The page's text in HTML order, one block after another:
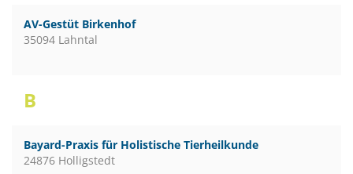
AV-Gestüt Birkenhof
35094 Lahntal
B
Bayard-Praxis für Holistische Tierheilkunde
24876 Holligstedt